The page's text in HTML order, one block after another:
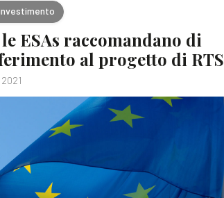
ESAs raccomandano di
al progetto di RTS